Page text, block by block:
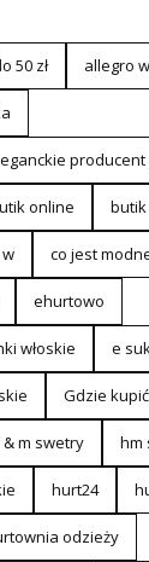
50 zł allegro
producent
online
co jest
ehurtowo
włoskie e
Gdzie
& m swetry hm
hurt24
odzieży